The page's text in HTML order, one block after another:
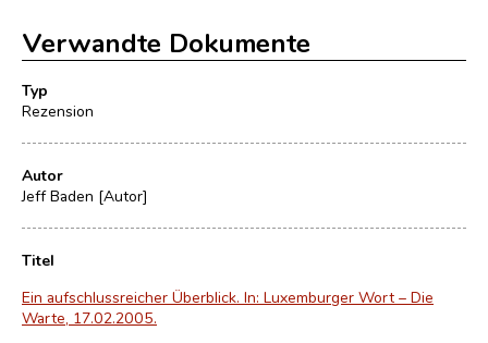
Verwandte Dokumente
Typ
Rezension
Autor
Jeff Baden [Autor]
Titel
Ein aufschlussreicher Überblick. In: Luxemburger Wort – Die
Warte, 17.02.2005.